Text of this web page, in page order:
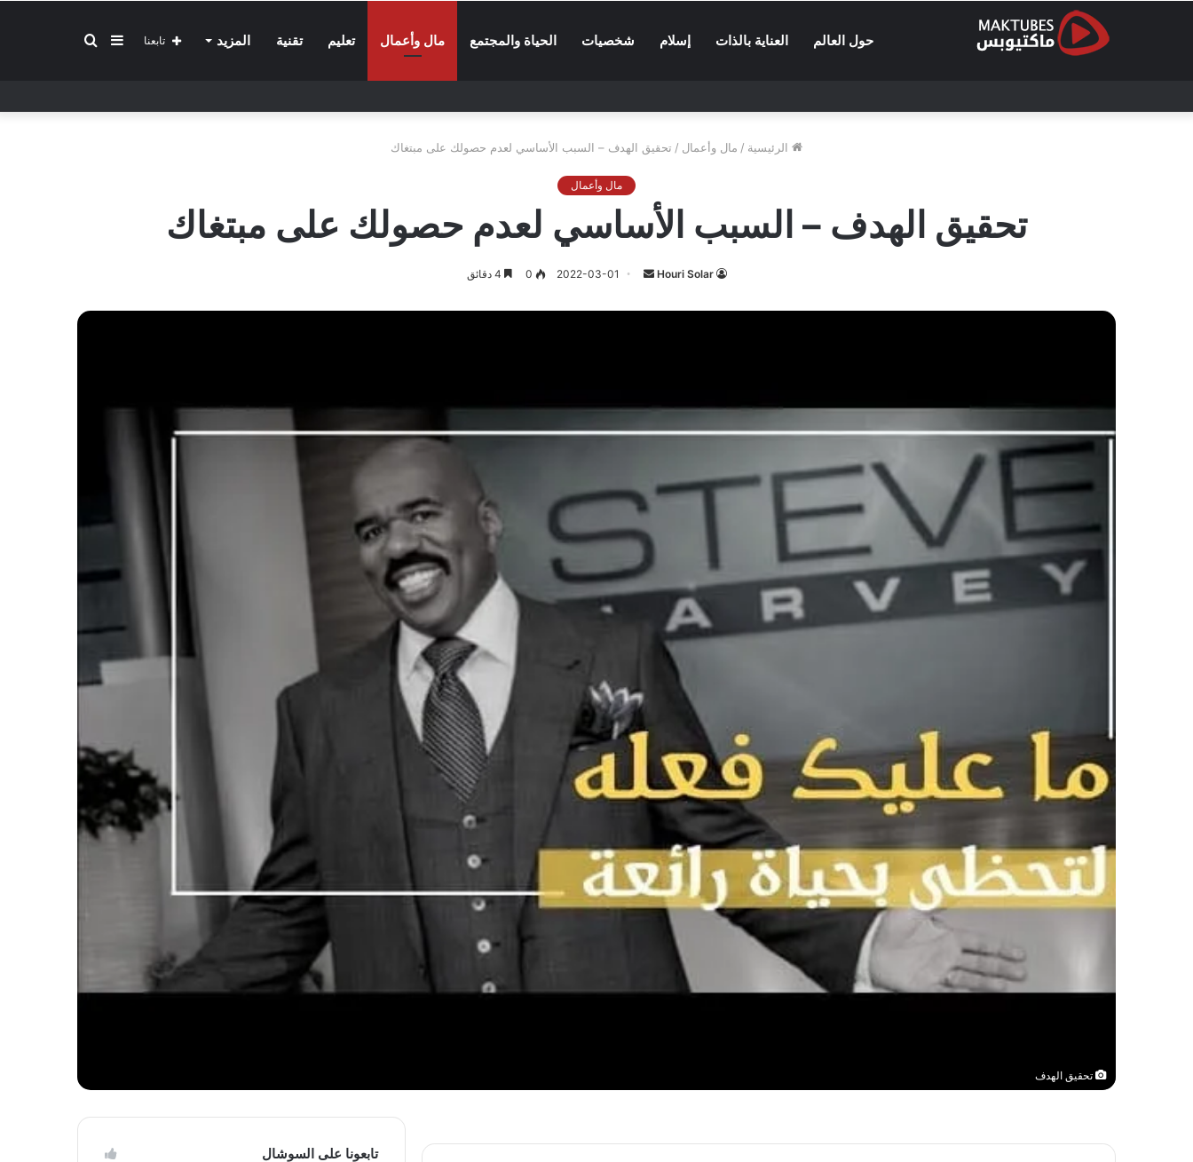
حول العالم العناية بالذات إسلام شخصيات الحياة والمجتمع مال وأعمال تعليم تقنية المزيد بحثإضافة تابعنا
الرئيسية / مال وأعمال / تحقيق الهدف – السبب الأساسي لعدم حصولك على مبتغاك
مال وأعمال
تحقيق الهدف – السبب الأساسي لعدم حصولك على مبتغاك
Houri Solar
أرسل 2022-03-01
0
تحقيق الهدف
تابعونا على السوشال